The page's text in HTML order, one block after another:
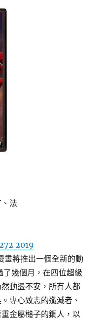
法
2019
將推出一個全新的動
幾個月，在四位超級
動盪不安，所有人都
專心致志的殲滅者、
金屬槌子的鋼人，以